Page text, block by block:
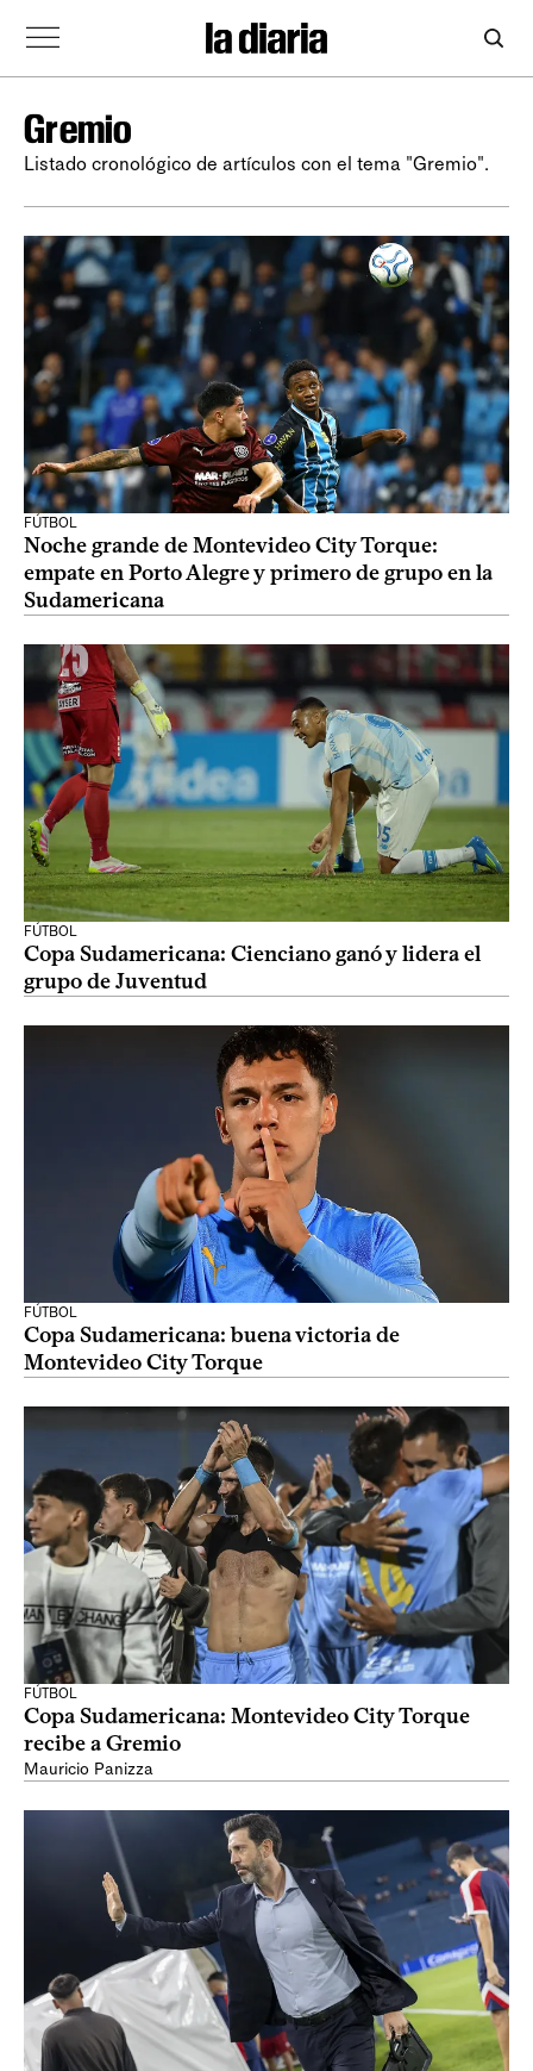
Gremio
Listado cronológico de artículos con el tema "Gremio".
FÚTBOL
Noche grande de Montevideo City Torque:
empate en Porto Alegre y primero de grupo en la
Sudamericana
FÚTBOL
Copa Sudamericana: Cienciano ganó y lidera el
grupo de Juventud
FÚTBOL
Copa Sudamericana: buena victoria de
Montevideo City Torque
FÚTBOL
Copa Sudamericana: Montevideo City Torque
recibe a Gremio
Mauricio Panizza